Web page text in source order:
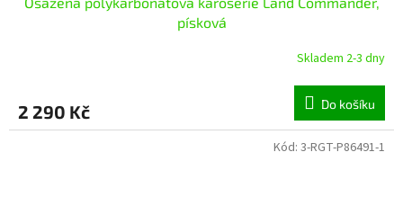
písková
Skladem 2-3 dny
2 290 Kč Do košíku
Kód: 3-RGT-P86491-1